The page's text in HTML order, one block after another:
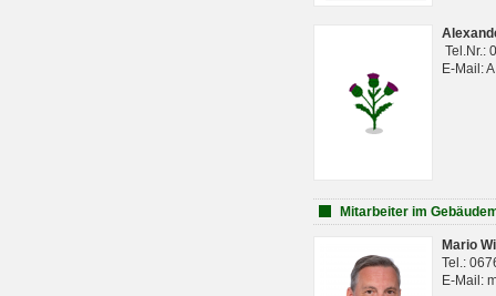
Tel.Nr.:
E-Mail:
Mitarbeiter im
Mario
Tel.:
E-Mail: